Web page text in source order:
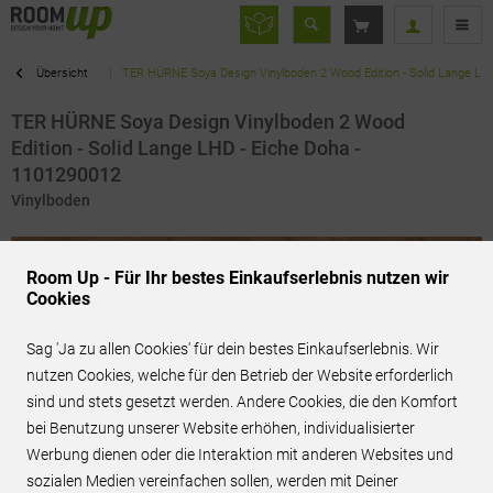
Übersicht TER HÜRNE Soya Design Vinylboden 2 Wood Edition - Solid Lange
TER HÜRNE Soya Design Vinylboden 2 Wood
Edition - Solid Lange LHD - Eiche Doha -
1101290012
Vinylboden
Room Up - Für Ihr bestes Einkaufserlebnis nutzen wir
Cookies
Sag 'Ja zu allen Cookies' für dein bestes Einkaufserlebnis. Wir
nutzen Cookies, welche für den Betrieb der Website erforderlich
sind und stets gesetzt werden. Andere Cookies, die den Komfort
bei Benutzung unserer Website erhöhen, individualisierter
Werbung dienen oder die Interaktion mit anderen Websites und
sozialen Medien vereinfachen sollen, werden mit Deiner